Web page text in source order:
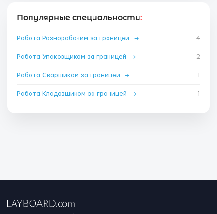
Популярные специальности:
Работа Разнорабочим за границей → 4
Работа Упаковщиком за границей → 2
Работа Сварщиком за границей → 1
Работа Кладовщиком за границей → 1